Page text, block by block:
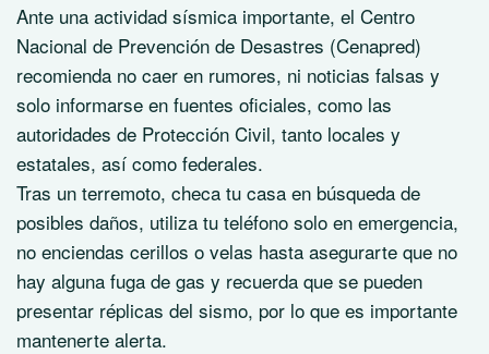
Ante una actividad sísmica importante, el Centro
Nacional de Prevención de Desastres (Cenapred)
recomienda no caer en rumores, ni noticias falsas y
solo informarse en fuentes oficiales, como las
autoridades de Protección Civil, tanto locales y
estatales, así como federales.
Tras un terremoto, checa tu casa en búsqueda de
posibles daños, utiliza tu teléfono solo en emergencia,
no enciendas cerillos o velas hasta asegurarte que no
hay alguna fuga de gas y recuerda que se pueden
presentar réplicas del sismo, por lo que es importante
mantenerte alerta.